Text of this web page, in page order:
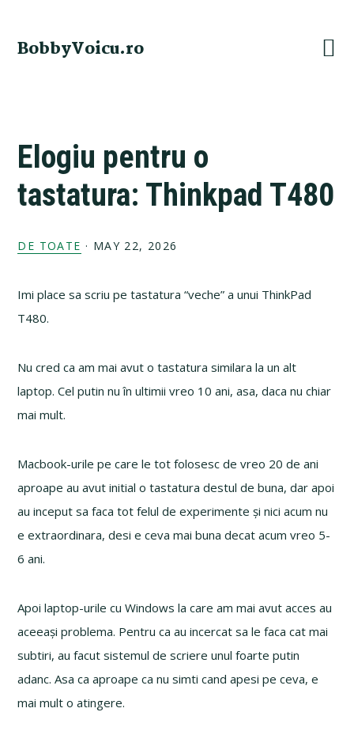
primary
main
primary
footer
BobbyVoicu.ro
Elogiu pentru o
tastatura: Thinkpad T480
DE TOATE · MAY 22, 2026
Imi place sa scriu pe tastatura “veche” a unui ThinkPad
T480.
Nu cred ca am mai avut o tastatura similara la un alt
laptop. Cel putin nu în ultimii vreo 10 ani, asa, daca nu chiar
mai mult.
Macbook-urile pe care le tot folosesc de vreo 20 de ani
aproape au avut initial o tastatura destul de buna, dar apoi
au inceput sa faca tot felul de experimente și nici acum nu
e extraordinara, desi e ceva mai buna decat acum vreo 5-
6 ani.
Apoi laptop-urile cu Windows la care am mai avut acces au
aceeași problema. Pentru ca au incercat sa le faca cat mai
subtiri, au facut sistemul de scriere unul foarte putin
adanc. Asa ca aproape ca nu simti cand apesi pe ceva, e
mai mult o atingere.